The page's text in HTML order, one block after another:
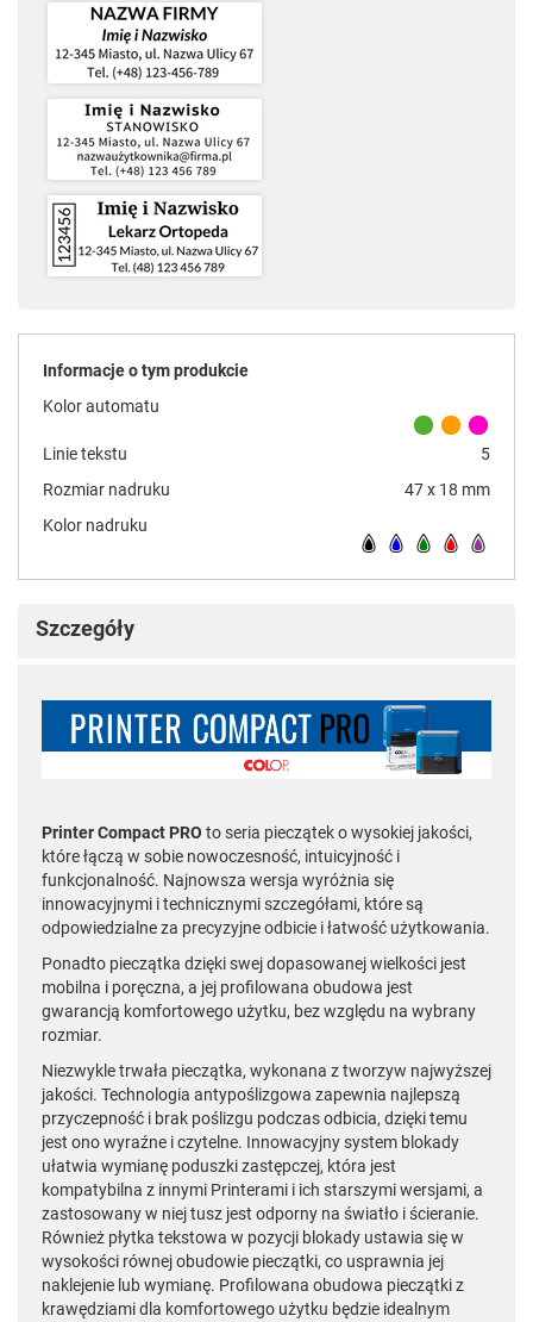
Informacje o tym produkcie
Kolor automatu
Linie tekstu
5
Rozmiar nadruku
47 x 18 mm
Kolor nadruku
Szczegóły
Printer Compact PRO to seria pieczątek o wysokiej jakości,
które łączą w sobie nowoczesność, intuicyjność i
funkcjonalność. Najnowsza wersja wyróżnia się
innowacyjnymi i technicznymi szczegółami, które są
odpowiedzialne za precyzyjne odbicie i łatwość użytkowania.
Ponadto pieczątka dzięki swej dopasowanej wielkości jest
mobilna i poręczna, a jej profilowana obudowa jest
gwarancją komfortowego użytku, bez względu na wybrany
rozmiar.
Niezwykle trwała pieczątka, wykonana z tworzyw najwyższej
jakości. Technologia antypoślizgowa zapewnia najlepszą
przyczepność i brak poślizgu podczas odbicia, dzięki temu
jest ono wyraźne i czytelne. Innowacyjny system blokady
ułatwia wymianę poduszki zastępczej, która jest
kompatybilna z innymi Printerami i ich starszymi wersjami, a
zastosowany w niej tusz jest odporny na światło i ścieranie.
Również płytka tekstowa w pozycji blokady ustawia się w
wysokości równej obudowie pieczątki, co usprawnia jej
naklejenie lub wymianę. Profilowana obudowa pieczątki z
krawędziami dla komfortowego użytku będzie idealnym